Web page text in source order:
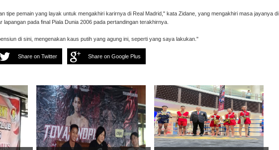
tipe pemain yang layak untuk mengakhiri karirnya di Real Madrid," kata Zidane, yang mengakhiri masa jayanya di
lapangan pada final Piala Dunia 2006 pada pertandingan terakhirnya.
di sini, mengenakan kaus putih yang agung ini, seperti yang saya lakukan."
Share on Twitter Share on Google Plus